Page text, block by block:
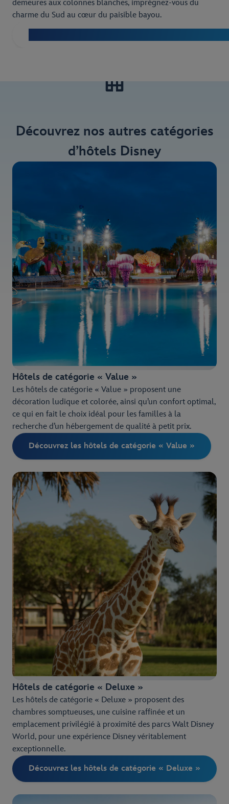
demeures aux colonnes blanches, imprégnez-vous du
charme du Sud au cœur du paisible bayou.
Découvrez nos autres catégories
d’hôtels Disney
Hôtels de catégorie « Value »
Les hôtels de catégorie « Value » proposent une
décoration ludique et colorée, ainsi qu’un confort optimal,
ce qui en fait le choix idéal pour les familles à la
recherche d’un hébergement de qualité à petit prix.
Découvrez les hôtels de catégorie « Value »
Hôtels de catégorie « Deluxe »
Les hôtels de catégorie « Deluxe » proposent des
chambres somptueuses, une cuisine raffinée et un
emplacement privilégié à proximité des parcs Walt Disney
World, pour une expérience Disney véritablement
exceptionnelle.
Découvrez les hôtels de catégorie « Deluxe »